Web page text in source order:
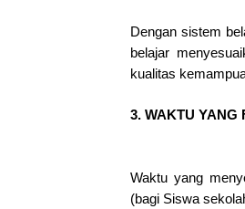
Dengan sistem
belajar
kualitas
3. WAKTU YANG
Waktu yang
(bagi Siswa